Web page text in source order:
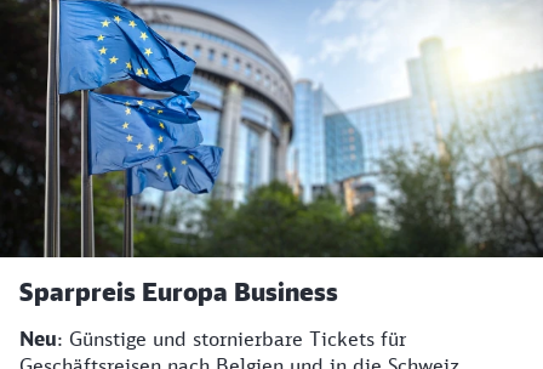
Sparpreis Europa Business
Neu: Günstige und stornierbare Tickets für